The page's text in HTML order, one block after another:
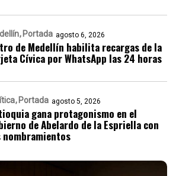
Portada agosto 6, 2026
de Medellín habilita recargas de la
Cívica por WhatsApp las 24 horas
Portada agosto 5, 2026
gana protagonismo en el
de Abelardo de la Espriella con
nombramientos